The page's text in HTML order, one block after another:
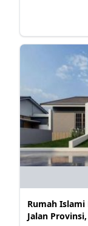
Rumah Islami
Jalan